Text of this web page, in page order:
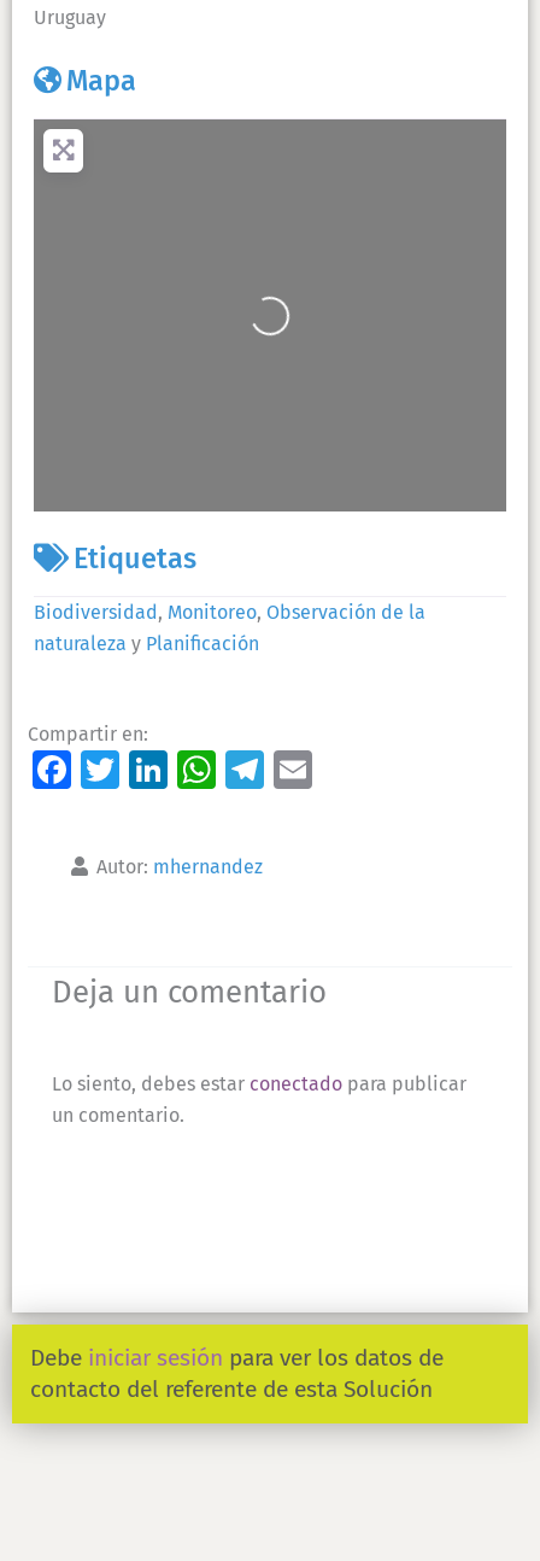
Uruguay
Mapa
+
−
Cargando…
Etiquetas
Biodiversidad , Monitoreo, Observación de la
naturaleza y Planificación
Compartir en:
Facebook
Twitter
LinkedIn
WhatsApp
Telegram
Autor: mhernandez
Lo siento, debes estar conectado para publicar
un comentario.
Debe iniciar sesión para ver los datos de
contacto del referente de esta Solución